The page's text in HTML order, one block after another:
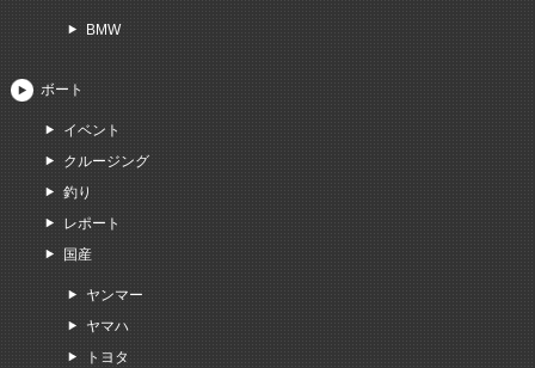
BMW
ボート
イベント
クルージング
釣り
レポート
国産
ヤンマー
ヤマハ
トヨタ